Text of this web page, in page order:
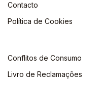
Contacto
Política de Cookies
Conflitos de Consumo
Livro de Reclamações